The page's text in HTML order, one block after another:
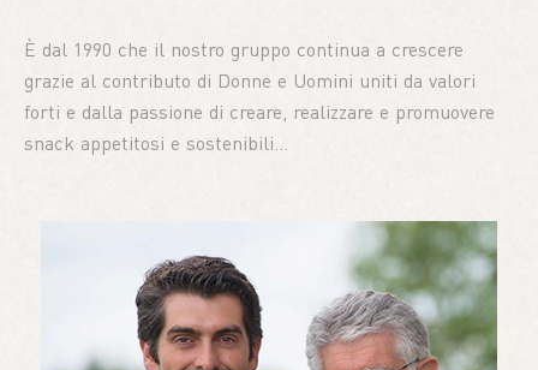
Bouvard Carriere
Contatti
È dal 1990 che il nostro gruppo continua a crescere
grazie al contributo di Donne e Uomini uniti da valori
forti e dalla passione di creare, realizzare e promuovere
snack appetitosi e sostenibili...